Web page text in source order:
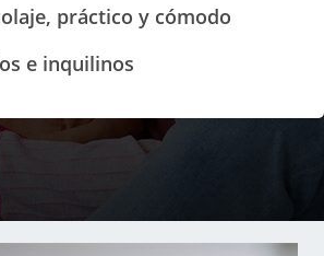
práctico y cómodo
e inquilinos